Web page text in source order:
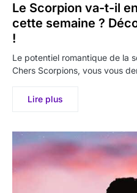
Le Scorpion va-t-il
cette semaine ?
!
Le potentiel romantique de la
Chers Scorpions, vous vous
Lire plus